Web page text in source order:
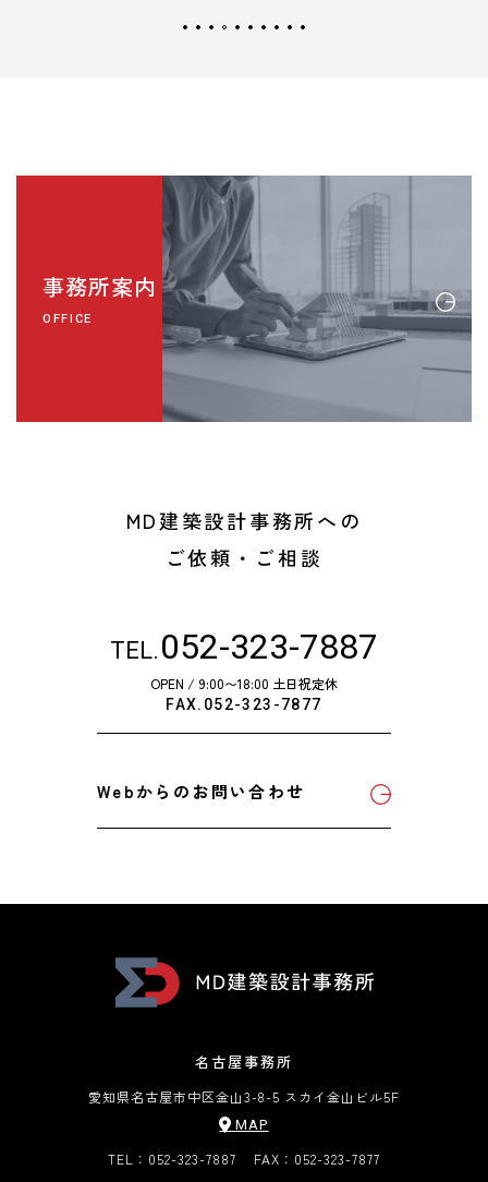
事務所案内
OFFICE
MD建築設計事務所への
ご依頼・ご相談
TEL. 052-323-7887
OPEN / 9:00〜18:00 土日祝定休
FAX.052-323-7877
Webからのお問い合わせ
名古屋事務所
愛知県名古屋市中区金山3-8-5 スカイ金山ビル5F
MAP
TEL：052-323-7887 FAX：052-323-7877